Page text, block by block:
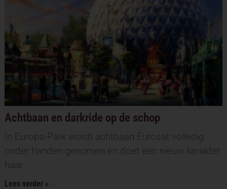
Achtbaan en darkride op de schop
In Europa-Park wordt achtbaan Eurosat volledig
onder handen genomen en doet een nieuw karakter
haar
Lees verder »